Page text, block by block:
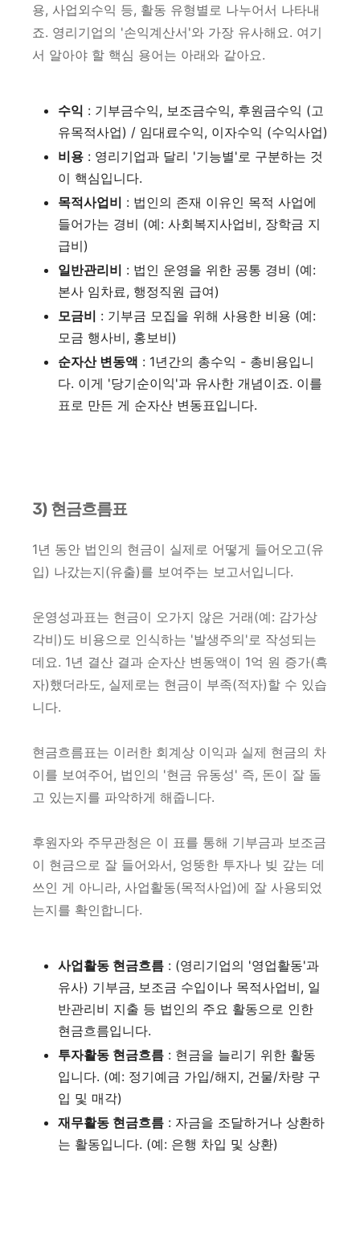
용, 사업외수익 등, 활동 유형별로 나누어서 나타내
죠. 영리기업의 '손익계산서'와 가장 유사해요. 여기
서 알아야 할 핵심 용어는 아래와 같아요.
수익 : 기부금수익, 보조금수익, 후원금수익 (고
유목적사업) / 임대료수익, 이자수익 (수익사업)
비용 : 영리기업과 달리 '기능별'로 구분하는 것
이 핵심입니다.
목적사업비 : 법인의 존재 이유인 목적 사업에
들어가는 경비 (예: 사회복지사업비, 장학금 지
급비)
일반관리비 : 법인 운영을 위한 공통 경비 (예:
본사 임차료, 행정직원 급여)
모금비 : 기부금 모집을 위해 사용한 비용 (예:
모금 행사비, 홍보비)
순자산 변동액 : 1년간의 총수익 - 총비용입니
다. 이게 '당기순이익'과 유사한 개념이죠. 이를
표로 만든 게 순자산 변동표입니다.
3) 현금흐름표
1년 동안 법인의 현금이 실제로 어떻게 들어오고(유
입) 나갔는지(유출)를 보여주는 보고서입니다.
운영성과표는 현금이 오가지 않은 거래(예: 감가상
각비)도 비용으로 인식하는 '발생주의'로 작성되는
데요. 1년 결산 결과 순자산 변동액이 1억 원 증가(흑
자)했더라도, 실제로는 현금이 부족(적자)할 수 있습
니다.
현금흐름표는 이러한 회계상 이익과 실제 현금의 차
이를 보여주어, 법인의 '현금 유동성' 즉, 돈이 잘 돌
고 있는지를 파악하게 해줍니다.
후원자와 주무관청은 이 표를 통해 기부금과 보조금
이 현금으로 잘 들어와서, 엉뚱한 투자나 빚 갚는 데
쓰인 게 아니라, 사업활동(목적사업)에 잘 사용되었
는지를 확인합니다.
사업활동 현금흐름 : (영리기업의 '영업활동'과
유사) 기부금, 보조금 수입이나 목적사업비, 일
반관리비 지출 등 법인의 주요 활동으로 인한
현금흐름입니다.
투자활동 현금흐름 : 현금을 늘리기 위한 활동
입니다. (예: 정기예금 가입/해지, 건물/차량 구
입 및 매각)
재무활동 현금흐름 : 자금을 조달하거나 상환하
는 활동입니다. (예: 은행 차입 및 상환)